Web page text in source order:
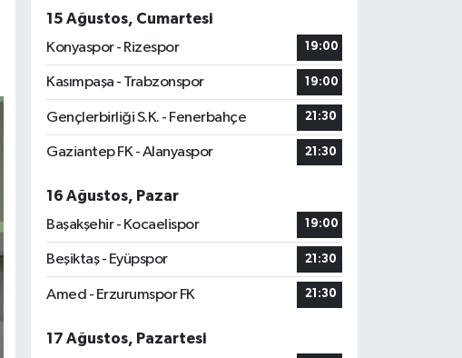
15 Ağustos, Cumartesi
Konyaspor - Rizespor
19:00
Kasımpaşa - Trabzonspor 19:00
Gençlerbirliği S.K. - Fenerbahçe 21:30
Gaziantep FK - Alanyaspor 21:30
16 Ağustos, Pazar
Başakşehir - Kocaelispor
19:00
Beşiktaş - Eyüpspor 21:30
Amed - Erzurumspor FK 21:30
17 Ağustos, Pazartesi